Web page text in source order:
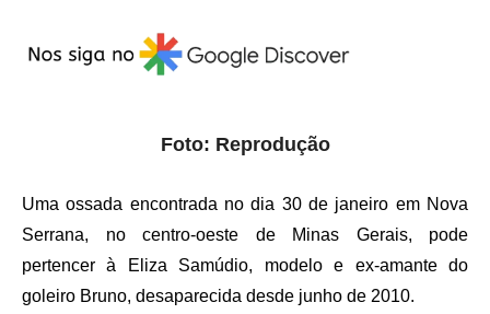
Foto: Reprodução
Uma ossada encontrada no dia 30 de janeiro em Nova
Serrana, no centro-oeste de Minas Gerais, pode
pertencer à Eliza Samúdio, modelo e ex-amante do
goleiro Bruno, desaparecida desde junho de 2010.